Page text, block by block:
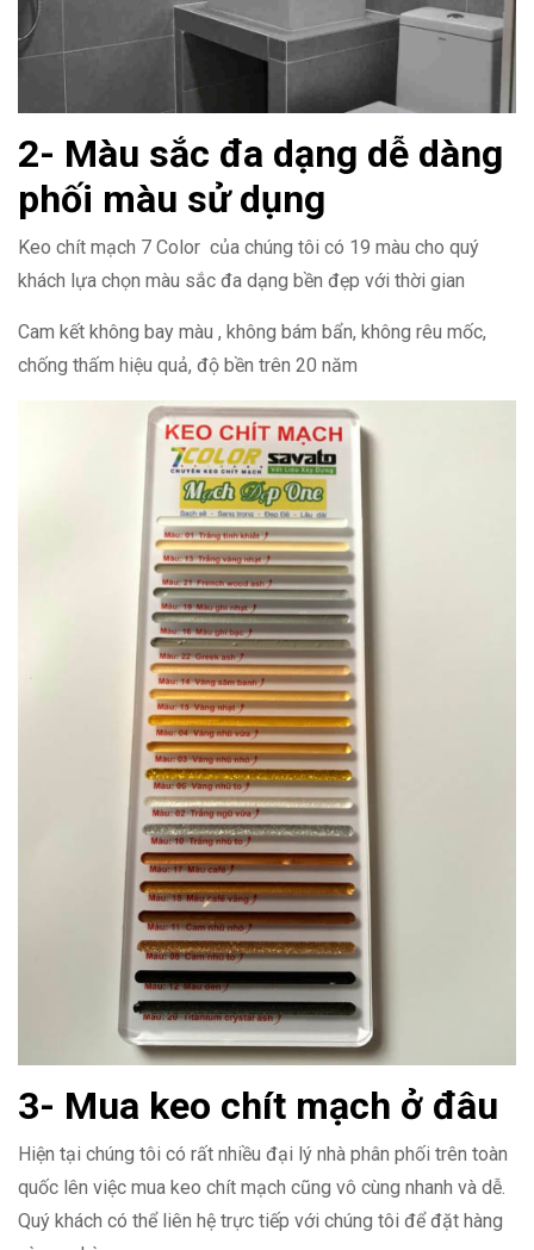
2- Màu sắc đa dạng dễ dàng
phối màu sử dụng
Keo chít mạch 7 Color của chúng tôi có 19 màu cho quý
khách lựa chọn màu sắc đa dạng bền đẹp với thời gian
Cam kết không bay màu , không bám bẩn, không rêu mốc,
chống thấm hiệu quả, độ bền trên 20 năm
3- Mua keo chít mạch ở đâu
Hiện tại chúng tôi có rất nhiều đại lý nhà phân phối trên toàn
quốc lên việc mua keo chít mạch cũng vô cùng nhanh và dễ.
Quý khách có thể liên hệ trực tiếp với chúng tôi để đặt hàng